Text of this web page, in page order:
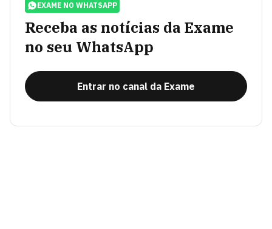
EXAME NO WHATSAPP
Receba as notícias da Exame
no seu WhatsApp
Entrar no canal da Exame